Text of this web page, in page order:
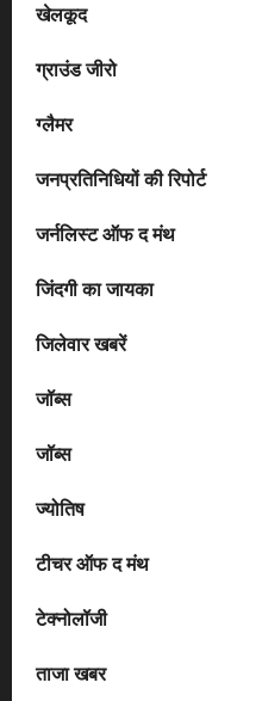
खेलकूद
ग्राउंड जीरो
ग्लैमर
जनप्रतिनिधियों की रिपोर्ट
जर्नलिस्ट ऑफ द मंथ
जिंदगी का जायका
जिलेवार खबरें
जॉब्स
जॉब्स
ज्योतिष
टीचर ऑफ द मंथ
टेक्नोलॉजी
ताजा खबर